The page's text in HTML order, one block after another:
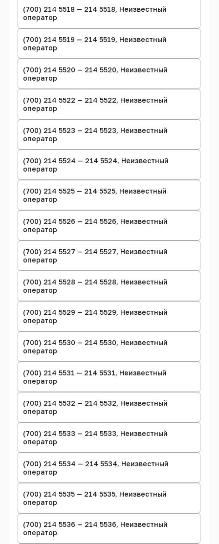
(700) 214 5518 — 214 5518, Неизвестный
оператор
(700) 214 5519 — 214 5519, Неизвестный
оператор
(700) 214 5520 — 214 5520, Неизвестный
оператор
(700) 214 5522 — 214 5522, Неизвестный
оператор
(700) 214 5523 — 214 5523, Неизвестный
оператор
(700) 214 5524 — 214 5524, Неизвестный
оператор
(700) 214 5525 — 214 5525, Неизвестный
оператор
(700) 214 5526 — 214 5526, Неизвестный
оператор
(700) 214 5527 — 214 5527, Неизвестный
оператор
(700) 214 5528 — 214 5528, Неизвестный
оператор
(700) 214 5529 — 214 5529, Неизвестный
оператор
(700) 214 5530 — 214 5530, Неизвестный
оператор
(700) 214 5531 — 214 5531, Неизвестный
оператор
(700) 214 5532 — 214 5532, Неизвестный
оператор
(700) 214 5533 — 214 5533, Неизвестный
оператор
(700) 214 5534 — 214 5534, Неизвестный
оператор
(700) 214 5535 — 214 5535, Неизвестный
оператор
(700) 214 5536 — 214 5536, Неизвестный
оператор